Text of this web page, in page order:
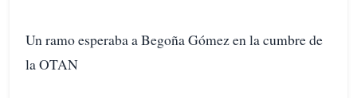
Un ramo esperaba a Begoña Gómez en la cumbre de
la OTAN